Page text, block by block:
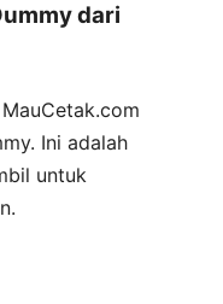
dari
Ini adalah
untuk